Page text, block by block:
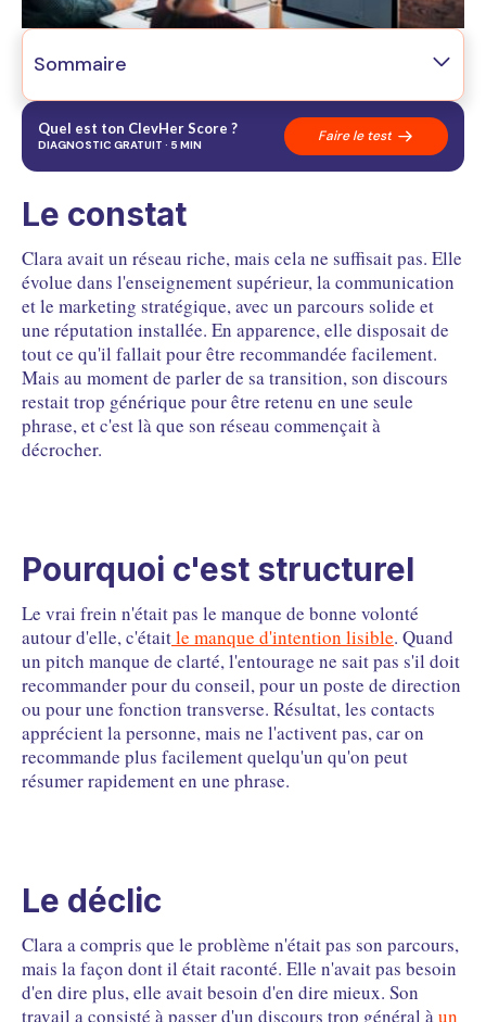
Quel est ton ClevHer Score ?
DIAGNOSTIC GRATUIT · 5 MIN Faire le test
Le constat
Clara avait un réseau riche, mais cela ne suffisait pas. Elle
évolue dans l'enseignement supérieur, la communication
et le marketing stratégique, avec un parcours solide et
une réputation installée. En apparence, elle disposait de
tout ce qu'il fallait pour être recommandée facilement.
Mais au moment de parler de sa transition, son discours
restait trop générique pour être retenu en une seule
phrase, et c'est là que son réseau commençait à
décrocher.
Pourquoi c'est structurel
Le vrai frein n'était pas le manque de bonne volonté
autour d'elle, c'étaitle manque d'intention lisible. Quand
un pitch manque de clarté, l'entourage ne sait pas s'il doit
recommander pour du conseil, pour un poste de direction
ou pour une fonction transverse. Résultat, les contacts
apprécient la personne, mais ne l'activent pas, car on
recommande plus facilement quelqu'un qu'on peut
résumer rapidement en une phrase.
Le déclic
Clara a compris que le problème n'était pas son parcours,
mais la façon dont il était raconté. Elle n'avait pas besoin
d'en dire plus, elle avait besoin d'en dire mieux. Son
travail a consisté à passer d'un discours trop général àun
Sommaire
Le constat
01
Pourquoi c'est structurel
Le déclic
03
L'IA comme levier
05